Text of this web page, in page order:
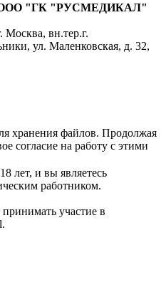
"ГК "РУСМЕДИКАЛ"
Москва, вн.тер.г.
ул. Маленковская, д. 32,
хранения файлов. Продолжая
согласие на работу с этими
лет, и вы являетесь
работником.
участие в